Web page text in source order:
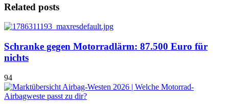
Related posts
Schranke gegen Motorradlärm: 87.500 Euro für
nichts
94